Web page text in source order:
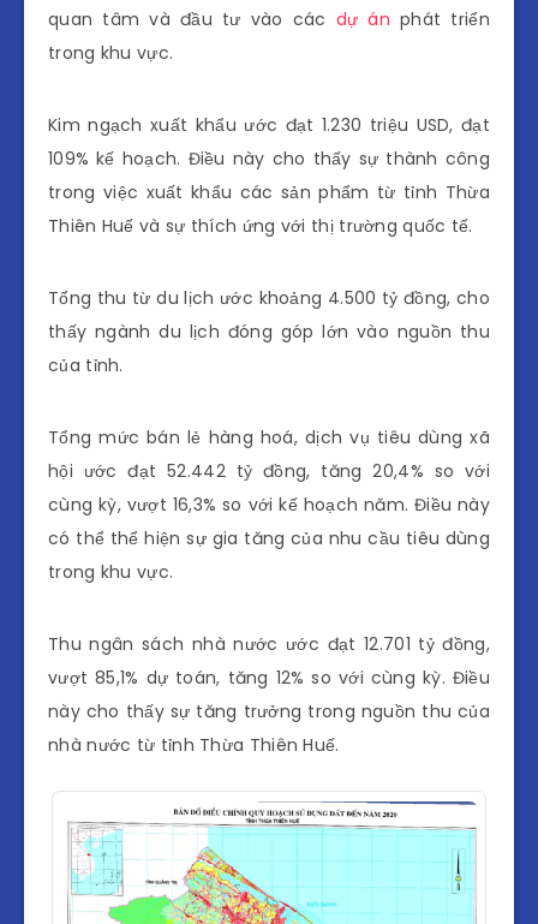
quan tâm và đầu tư vào các dự án phát triển
trong khu vực.
Kim ngạch xuất khẩu ước đạt 1.230 triệu USD, đạt
109% kế hoạch. Điều này cho thấy sự thành công
trong việc xuất khẩu các sản phẩm từ tỉnh Thừa
Thiên Huế và sự thích ứng với thị trường quốc tế.
Tổng thu từ du lịch ước khoảng 4.500 tỷ đồng, cho
thấy ngành du lịch đóng góp lớn vào nguồn thu
của tỉnh.
Tổng mức bán lẻ hàng hoá, dịch vụ tiêu dùng xã
hội ước đạt 52.442 tỷ đồng, tăng 20,4% so với
cùng kỳ, vượt 16,3% so với kế hoạch năm. Điều này
có thể thể hiện sự gia tăng của nhu cầu tiêu dùng
trong khu vực.
Thu ngân sách nhà nước ước đạt 12.701 tỷ đồng,
vượt 85,1% dự toán, tăng 12% so với cùng kỳ. Điều
này cho thấy sự tăng trưởng trong nguồn thu của
nhà nước từ tỉnh Thừa Thiên Huế.